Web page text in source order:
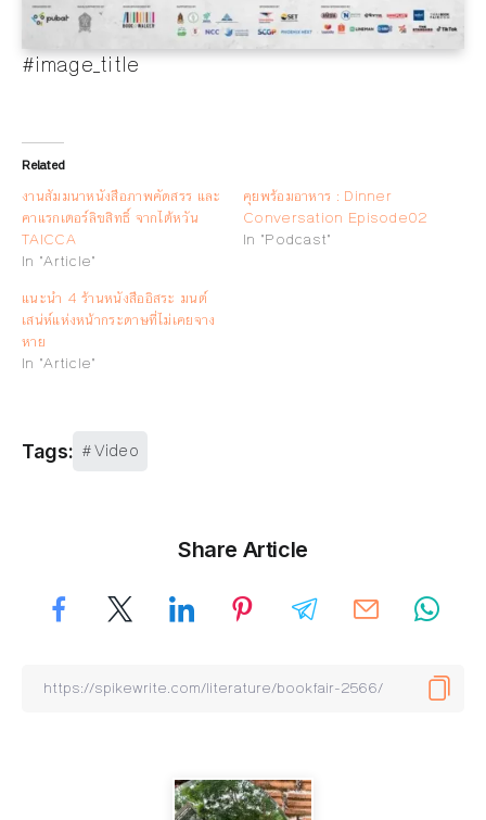
#image_title
Related
งานสัมมนาหนังสือภาพคัดสรร และ
คาแรกเตอร์ลิขสิทธิ์ จากไต้หวัน
TAICCA
In "Article"
คุยพร้อมอาหาร : Dinner
Conversation Episode02
In "Podcast"
แนะนำ 4 ร้านหนังสืออิสระ มนต์
เสน่ห์แห่งหน้ากระดาษที่ไม่เคยจาง
หาย
In "Article"
Tags: Video
Share Article